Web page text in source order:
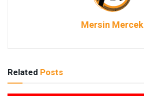
Mersin Mercek
Related Posts